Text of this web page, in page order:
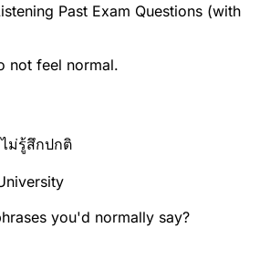
Past Exam Questions (with
not feel normal.
ม่รู้สึกปกติ
you'd normally say?